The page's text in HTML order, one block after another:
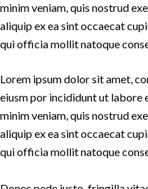
minim veniam, quis nostrud
aliquip ex ea sint occaecat
qui officia mollit natoque
Lorem ipsum dolor sit amet,
eiusm por incididunt ut labore
minim veniam, quis nostrud
aliquip ex ea sint occaecat
qui officia mollit natoque